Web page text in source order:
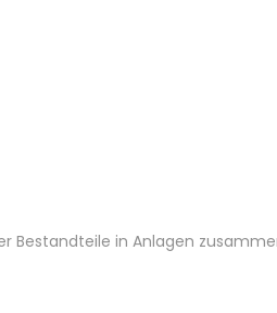
in Anlagen